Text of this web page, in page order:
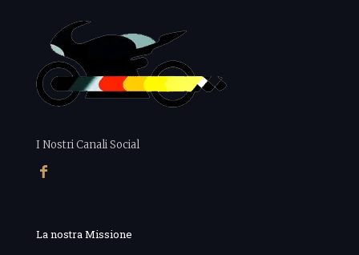
I Nostri Canali Social
La nostra Missione